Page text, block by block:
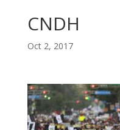
CNDH
Oct 2, 2017